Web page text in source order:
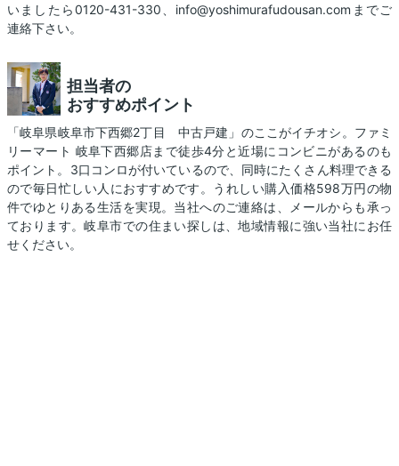
いましたら0120-431-330、info@yoshimurafudousan.comまでご
連絡下さい。
担当者の
おすすめポイント
「岐阜県岐阜市下西郷2丁目 中古戸建」のここがイチオシ。ファミ
リーマート 岐阜下西郷店まで徒歩4分と近場にコンビニがあるのも
ポイント。3口コンロが付いているので、同時にたくさん料理できる
ので毎日忙しい人におすすめです。うれしい購入価格598万円の物
件でゆとりある生活を実現。当社へのご連絡は、メールからも承っ
ております。岐阜市での住まい探しは、地域情報に強い当社にお任
せください。